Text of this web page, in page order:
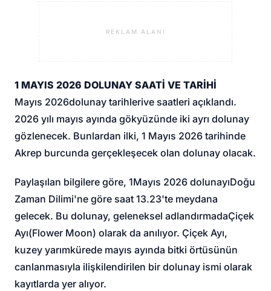
REKLAM ALANI
1 MAYIS 2026 DOLUNAY SAATİ VE TARİHİ
Mayıs 2026dolunay tarihlerive saatleri açıklandı.
2026 yılı mayıs ayında gökyüzünde iki ayrı dolunay
gözlenecek. Bunlardan ilki, 1 Mayıs 2026 tarihinde
Akrep burcunda gerçekleşecek olan dolunay olacak.
Paylaşılan bilgilere göre, 1Mayıs 2026 dolunayıDoğu
Zaman Dilimi'ne göre saat 13.23'te meydana
gelecek. Bu dolunay, geleneksel adlandırmadaÇiçek
Ayı(Flower Moon) olarak da anılıyor. Çiçek Ayı,
kuzey yarımkürede mayıs ayında bitki örtüsünün
canlanmasıyla ilişkilendirilen bir dolunay ismi olarak
kayıtlarda yer alıyor.